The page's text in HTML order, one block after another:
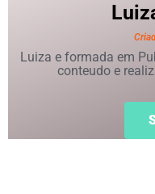
Luiza e formada em
conteudo e